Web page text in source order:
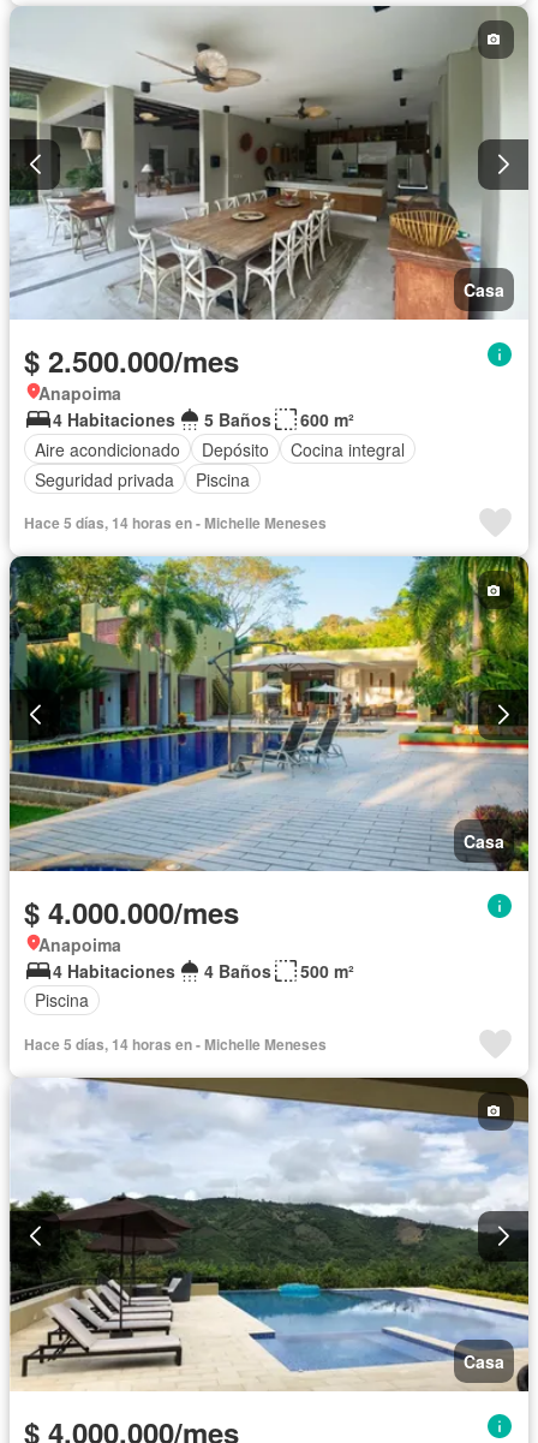
Acceso para personas con discapacidad
Jardín
Caseta de vigilancia
Piscina
Permite mascotas Solo familias
Casa
$ 2.500.000/mes
Anapoima
4 Habitaciones
5 Baños
600 m²
Aire acondicionado
Depósito
Cocina integral
Seguridad privada
Piscina
Hace 5 días, 14 horas en - Michelle Meneses
Casa
$ 4.000.000/mes
Anapoima
4 Habitaciones
4 Baños
500 m²
Piscina
Hace 5 días, 14 horas en - Michelle Meneses
Casa
$ 4.000.000/mes